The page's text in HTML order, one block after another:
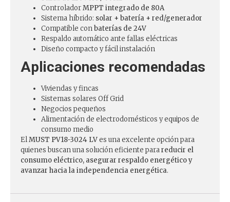
ControladorMPPT integrado de 80A
Sistema híbrido: solar + batería + red/generador
Compatible conbaterías de 24V
Respaldo automático ante fallas eléctricas
Diseño compacto y fácil instalación
Aplicaciones recomendadas
Viviendas y fincas
Sistemas solares Off Grid
Negocios pequeños
Alimentación de electrodomésticos y equipos de
consumo medio
ElMUST PV18-3024 LVes una excelente opción para
quienes buscan una solución eficiente parareducir el
consumo eléctrico, asegurar respaldo energético y
avanzar hacia la independencia energética.